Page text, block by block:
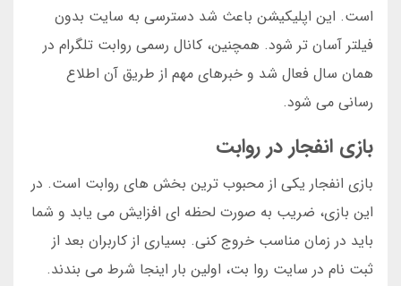
است. این اپلیکیشن باعث شد دسترسی به سایت بدون
فیلتر آسان تر شود. همچنین، کانال رسمی روابت تلگرام در
همان سال فعال شد و خبرهای مهم از طریق آن اطلاع
رسانی می شود.
بازی انفجار در روابت
بازی انفجار یکی از محبوب ترین بخش های روابت است. در
این بازی، ضریب به صورت لحظه ای افزایش می یابد و شما
باید در زمان مناسب خروج کنی. بسیاری از کاربران بعد از
ثبت نام در سایت روا بت، اولین بار اینجا شرط می بندند.